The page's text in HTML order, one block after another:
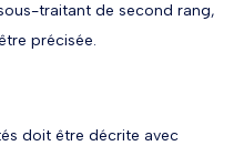
traitant de second rang,
précisée.
doit être décrite avec